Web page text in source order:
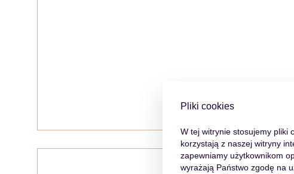
Pliki cookies
W tej witrynie stosujemy pliki
korzystają z naszej witryny
zapewniamy użytkownikom
wyrażają Państwo zgodę na